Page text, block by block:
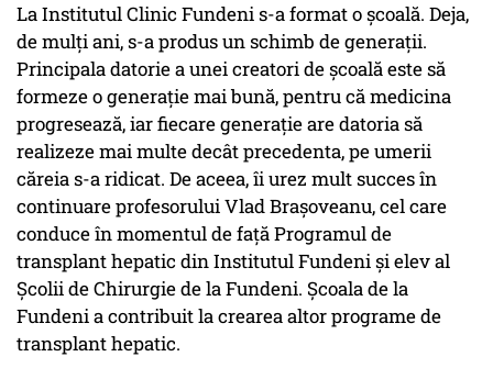
La Institutul Clinic Fundeni s-a format o școală. Deja,
de mulți ani, s-a produs un schimb de generații.
Principala datorie a unei creatori de școală este să
formeze o generație mai bună, pentru că medicina
progresează, iar fiecare generație are datoria să
realizeze mai multe decât precedenta, pe umerii
căreia s-a ridicat. De aceea, îi urez mult succes în
continuare profesorului Vlad Brașoveanu, cel care
conduce în momentul de față Programul de
transplant hepatic din Institutul Fundeni și elev al
Școlii de Chirurgie de la Fundeni. Școala de la
Fundeni a contribuit la crearea altor programe de
transplant hepatic.